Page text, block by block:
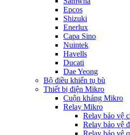
Epcos
Shizuki
Enerlux
Capa Sino
Nuintek
Havells
Ducati
Dae Yeong
Bộ điều khiển tụ bù
Thiết bị điện Mikro
Cuộn kháng Mikro
Relay Mikro
Relay bảo vệ
Relay bảo vệ
Relay bảo vệ